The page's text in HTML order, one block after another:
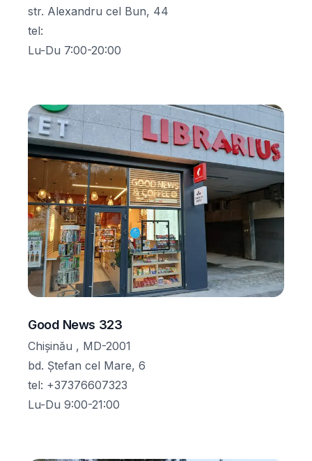
str. Alexandru cel Bun, 44
tel:
Lu-Du 7:00-20:00
Good News 323
Chișinău , MD-2001
bd. Ștefan cel Mare, 6
tel: +37376607323
Lu-Du 9:00-21:00